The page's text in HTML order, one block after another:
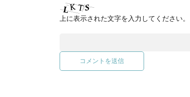
上に表示された文字を入力してください。